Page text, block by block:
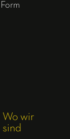
Wo wir
sind